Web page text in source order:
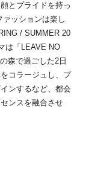
とプライドを持っ
ッションは楽し
/ SUMMER 20
は「LEAVE NO
森で過ごした2日
コラージュし、プ
ンするなど、都会
ンスを融合させ